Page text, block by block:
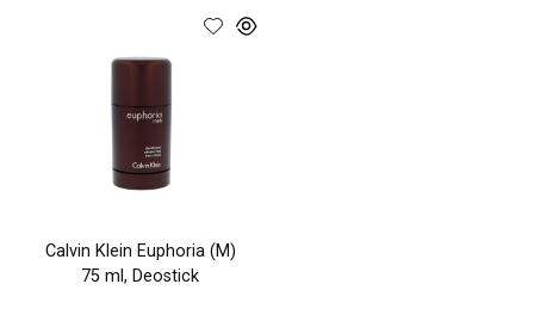
Calvin Klein Euphoria (M)
75 ml, Deostick